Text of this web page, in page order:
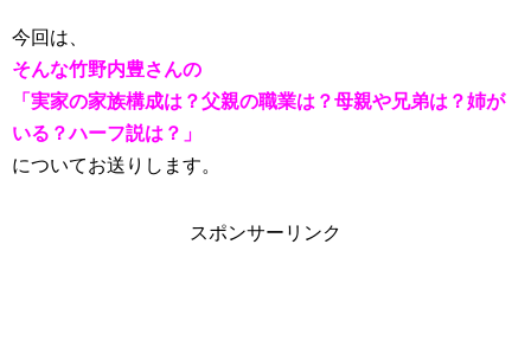
今回は、
そんな竹野内豊さんの
「実家の家族構成は？父親の職業は？母親や兄弟は？姉が
いる？ハーフ説は？」
についてお送りします。
スポンサーリンク